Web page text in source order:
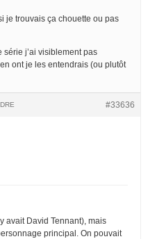
je trouvais ça chouette ou pas
série j’ai visiblement pas
ont je les entendrais (ou plutôt
#33636
avait David Tennant), mais
principal. On pouvait